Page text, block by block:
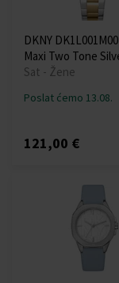
DKNY
Maxi Two Tone
Sat - Žene
Poslat ćemo 13.08.
121,00 €